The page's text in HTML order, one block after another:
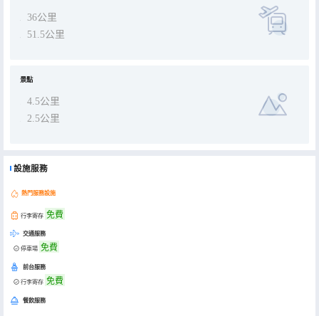
36公里
51.5公里
景點
4.5公里
2.5公里
設施服務
熱門服務設施
行李寄存 免費
交通服務
停車場 免費
前台服務
行李寄存 免費
餐飲服務